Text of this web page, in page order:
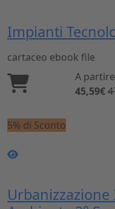
Impianti
cartaceo ebook file
A
45,59€
5% di Sconto